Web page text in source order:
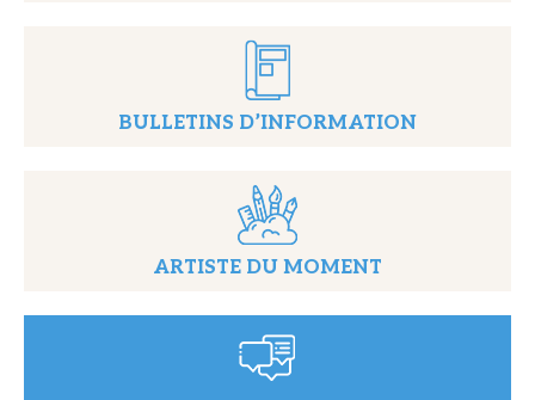
BULLETINS D’INFORMATION
ARTISTE DU MOMENT